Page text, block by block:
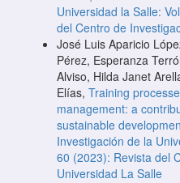
Universidad la Salle:
del Centro de
José Luis Aparicio
Pérez, Esperanza
Alviso, Hilda Janet
Elías, Training
management: a
sustainable
Investigación de la
60 (2023): Revista del
Universidad La Salle